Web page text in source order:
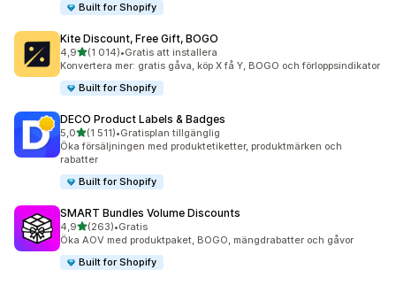
Built for Shopify
Kite Discount, Free Gift, BOGO
4,9av 5 stjärnor
(1 014)
1014 recensioner totalt
•Gratis att installera
Konvertera mer: gratis gåva, köp X få Y, BOGO och förloppsindikator
Built for Shopify
DECO Product Labels & Badges
5,0av 5 stjärnor
(1 511)
1511 recensioner totalt
•Gratisplan tillgänglig
Öka försäljningen med produktetiketter, produktmärken och
rabatter
Built for Shopify
SMART Bundles Volume Discounts
4,9av 5 stjärnor
(263)
263 recensioner totalt
•Gratis
Öka AOV med produktpaket, BOGO, mängdrabatter och gåvor
Built for Shopify